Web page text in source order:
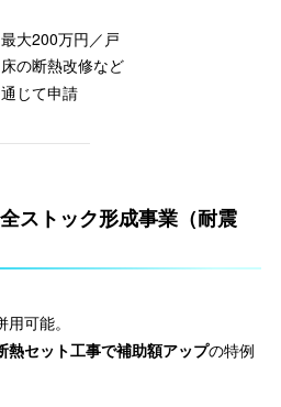
大200万円／戸
の断熱改修など
じて申請
ストック形成事業（耐震
可能。
熱セット工事で補助額アップの特例